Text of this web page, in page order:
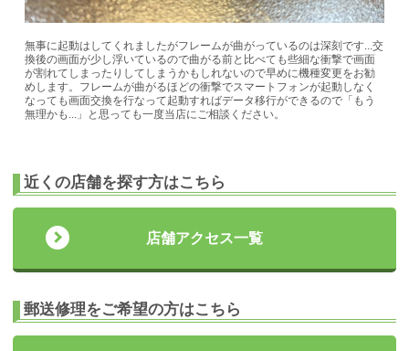
無事に起動はしてくれましたがフレームが曲がっているのは深刻です...交
換後の画面が少し浮いているので曲がる前と比べても些細な衝撃で画面
が割れてしまったりしてしまうかもしれないので早めに機種変更をお勧
めします。フレームが曲がるほどの衝撃でスマートフォンが起動しなく
なっても画面交換を行なって起動すればデータ移行ができるので「もう
無理かも...」と思っても一度当店にご相談ください。
近くの店舗を探す方はこちら
店舗アクセス一覧
郵送修理をご希望の方はこちら